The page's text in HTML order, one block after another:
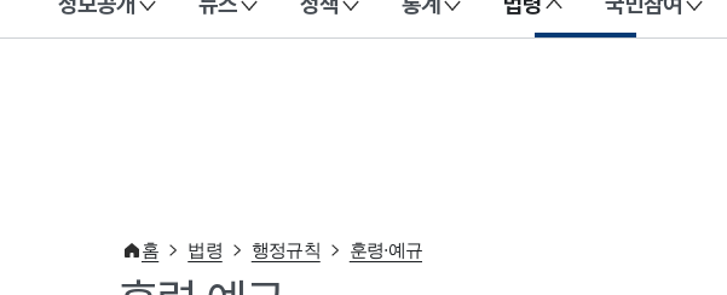
이 누리집은 대한민국 공식 전자정부 누리집입니다.
홈 법령 행정규칙 훈령·예규